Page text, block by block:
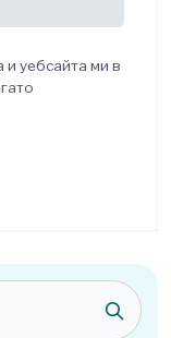
и уебсайта ми в